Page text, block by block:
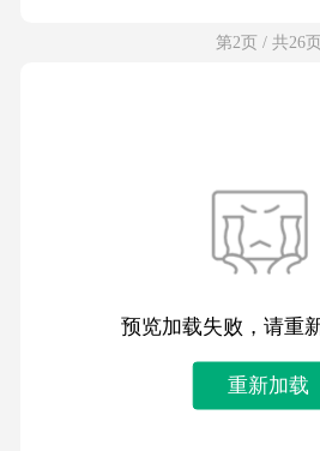
第2页 / 共26
预览加载失败，请重
重新加载